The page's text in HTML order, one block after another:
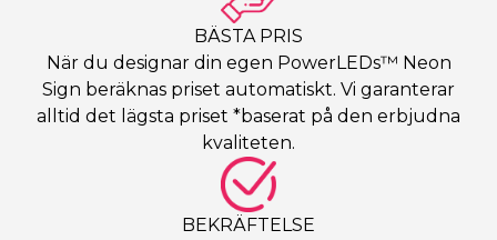
BÄSTA PRIS
När du designar din egen PowerLEDs™ Neon
Sign beräknas priset automatiskt. Vi garanterar
alltid det lägsta priset *baserat på den erbjudna
kvaliteten.
BEKRÄFTELSE